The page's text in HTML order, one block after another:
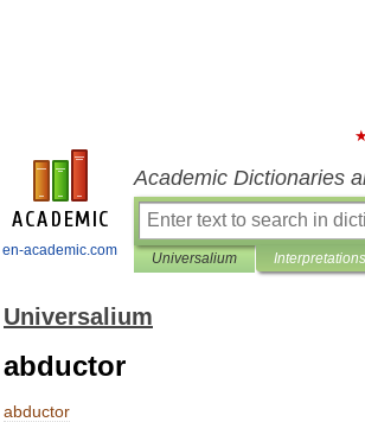
en-academic.com
Academic Dictionaries
Universalium Interpretations
Universalium
abductor
abductor